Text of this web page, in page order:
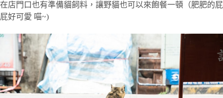
在店門口也有準備貓飼料，讓野貓也可以來飽餐一頓（肥肥的屁
屁好可愛 喵~)